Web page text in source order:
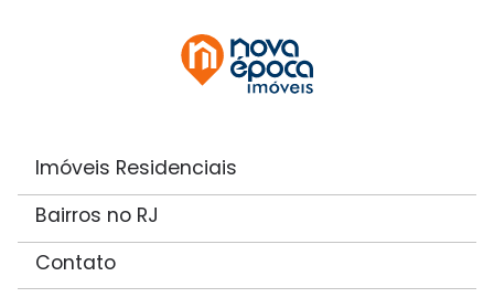
Imóveis Residenciais
Bairros no RJ
Contato